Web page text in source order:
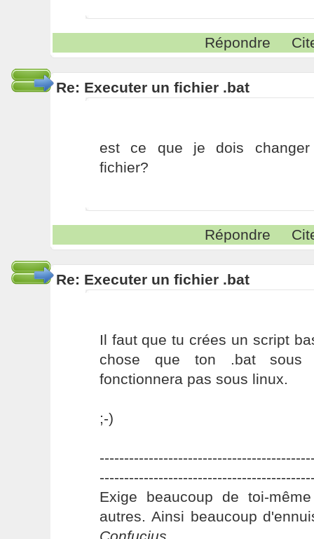
Répondre
Re: Executer un fichier .bat
est ce que je dois changer
fichier?
Répondre
Re: Executer un fichier .bat
Il faut que tu crées un script
chose que ton .bat
fonctionnera pas sous linux.
;-)
Exige beaucoup de toi-
autres. Ainsi beaucoup